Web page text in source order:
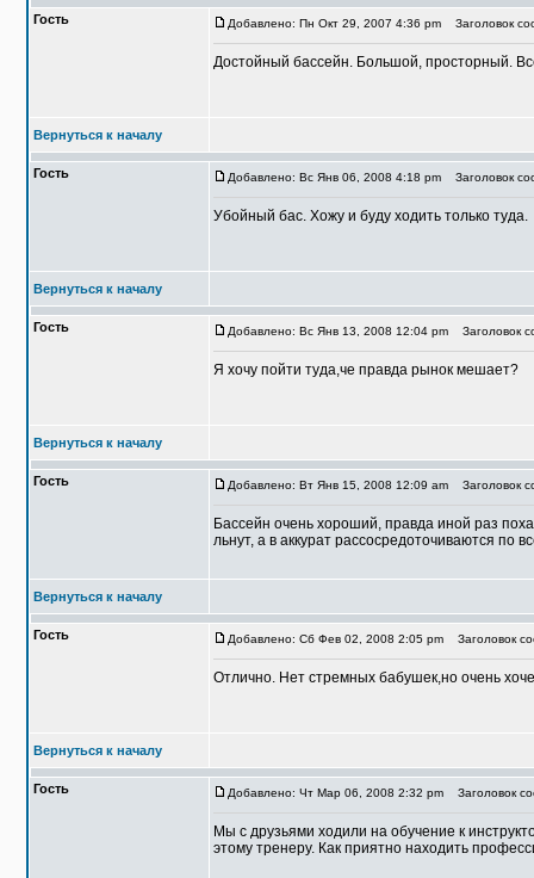
Гость Добавлено: Пн Окт 29, 2007 4:36 pm Заголовок
Достойный бассейн. Большой, просторный.
Вернуться к началу
Гость Добавлено: Вс Янв 06, 2008 4:18 pm Заголовок
Убойный бас. Хожу и буду ходить только туда.
Вернуться к началу
Гость Добавлено: Вс Янв 13, 2008 12:04 pm Заголовок
Я хочу пойти туда,че правда рынок мешает?
Вернуться к началу
Гость Добавлено: Вт Янв 15, 2008 12:09 am Заголовок
Бассейн очень хороший, правда иной раз
льнут, а в аккурат рассосредоточиваются по
Вернуться к началу
Гость Добавлено: Сб Фев 02, 2008 2:05 pm Заголовок
Отлично. Нет стремных бабушек,но очень
Вернуться к началу
Гость Добавлено: Чт Мар 06, 2008 2:32 pm Заголовок
Мы с друзьями ходили на обучение к
этому тренеру. Как приятно находить